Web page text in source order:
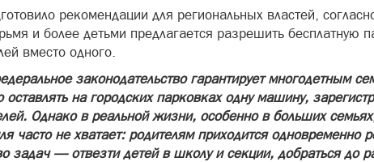
рекомендации для региональных властей,
и более детьми предлагается разрешить бесплатную
вместо одного.
законодательство гарантирует многодетным
оставлять на городских парковках одну машину,
Однако в реальной жизни, особенно в больших
часто не хватает: родителям приходится одновременно
задач — отвезти детей в школу и секции, добраться до